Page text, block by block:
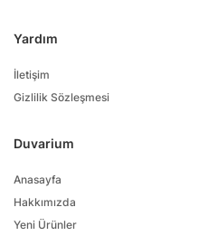
Duvarium
Anasayfa
Hakkımızda
Yeni Ürünler
Yardım
İletişim
Gizlilik Sözleşmesi